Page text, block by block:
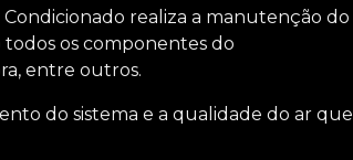
realiza a manutenção do
os componentes do
entre outros.
do sistema e a qualidade do ar que